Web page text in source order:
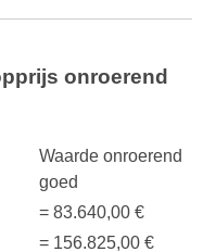
onroerend
Waarde onroerend
goed
= 83.640,00 €
= 156.825,00 €